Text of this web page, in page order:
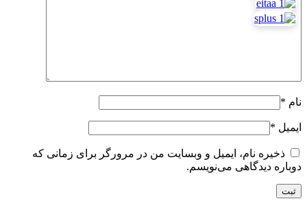
نام *
ایمیل *
ذخیره نام، ایمیل و وبسایت من در مرورگر برای زمانی که
دوباره دیدگاهی می‌نویسم.